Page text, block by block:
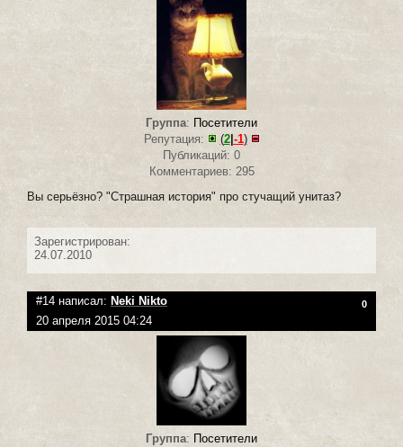
Группа: Посетители
Репутация:
(2| -1)
Публикаций: 0
Комментариев: 295
Вы серьёзно? "Страшная история" про стучащий унитаз?
Зарегистрирован:
24.07.2010
#14 написал: Neki Nikto 0
20 апреля 2015 04:24
Группа: Посетители